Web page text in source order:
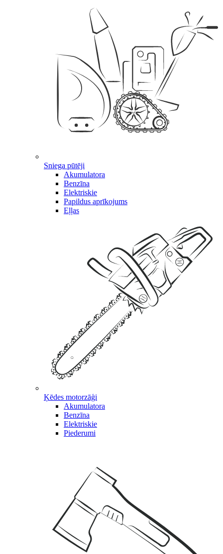
Sniega pūtēji
Akumulatora
Benzīna
Elektriskie
Papildus aprīkojums
Eļļas
Ķēdes motorzāģi
Akumulatora
Benzīna
Elektriskie
Piederumi